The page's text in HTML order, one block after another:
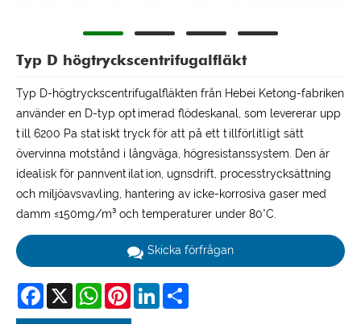
Typ D högtryckscentrifugalfläkt
Typ D-högtryckscentrifugalfläkten från Hebei Ketong-fabriken
använder en D-typ optimerad flödeskanal, som levererar upp
till 6200 Pa statiskt tryck för att på ett tillförlitligt sätt
övervinna motstånd i långväga, högresistanssystem. Den är
idealisk för pannventilation, ugnsdrift, processtrycksättning
och miljöavsvavling, hantering av icke-korrosiva gaser med
damm ≤150mg/m³ och temperaturer under 80°C.
Skicka förfrågan
Facebook
X WhatsAppPinterestLinkedIn